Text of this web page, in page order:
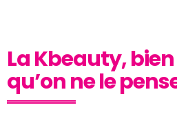
La Kbeauty,
qu’on ne le